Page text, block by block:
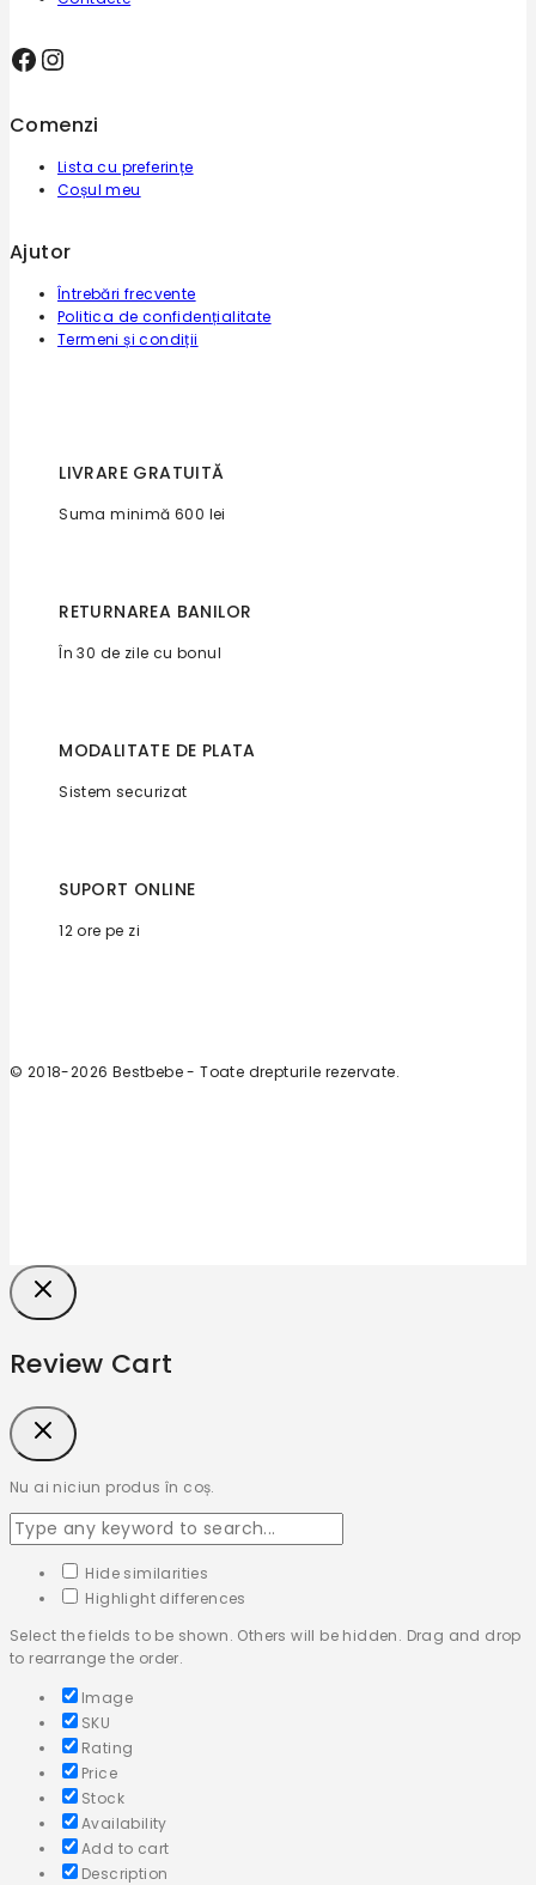
Facebook
Instagram
Comenzi
Lista cu preferințe
Coșul meu
Ajutor
Întrebări frecvente
Politica de confidențialitate
Termeni și condiții
LIVRARE GRATUITĂ
Suma minimă 600 lei
RETURNAREA BANILOR
În 30 de zile cu bonul
MODALITATE DE PLATA
Sistem securizat
SUPORT ONLINE
12 ore pe zi
© 2018-2026 Bestbebe - Toate drepturile rezervate.
Review Cart
Nu ai niciun produs în coș.
Hide similarities
Highlight differences
Select the fields to be shown. Others will be hidden. Drag and drop
to rearrange the order.
Image
SKU
Rating
Price
Stock
Availability
Add to cart
Description